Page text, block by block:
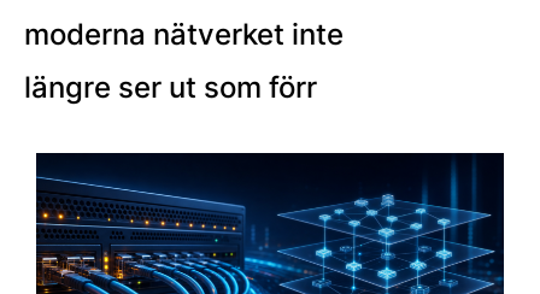
moderna nätverket inte
längre ser ut som förr